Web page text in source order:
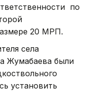
по
20 МРП.
села
Жумабаева были
установить